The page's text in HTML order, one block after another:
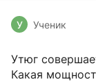
У Ученик
Утюг
Какая